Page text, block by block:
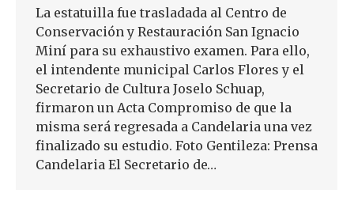
La estatuilla fue trasladada al Centro de
Conservación y Restauración San Ignacio
Miní para su exhaustivo examen. Para ello,
el intendente municipal Carlos Flores y el
Secretario de Cultura Joselo Schuap,
firmaron un Acta Compromiso de que la
misma será regresada a Candelaria una vez
finalizado su estudio. Foto Gentileza: Prensa
Candelaria El Secretario de…